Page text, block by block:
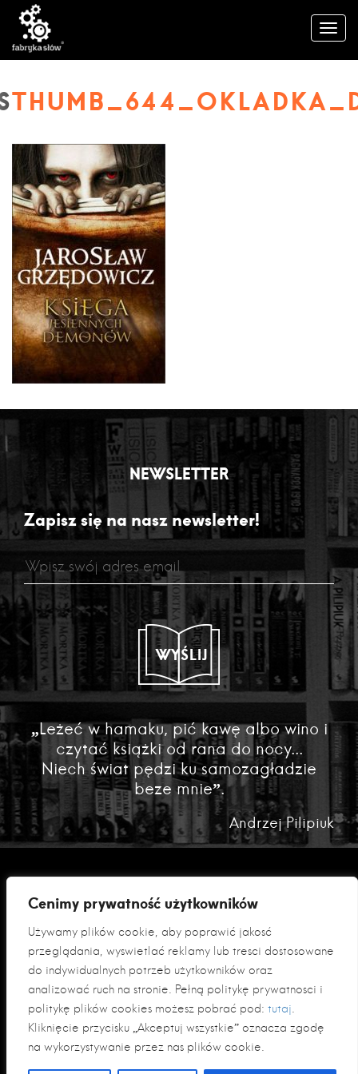
Cenimy prywatność użytkowników
Używamy plików cookie, aby poprawić jakość
przeglądania, wyświetlać reklamy lub treści dostosowane
do indywidualnych potrzeb użytkowników oraz
analizować ruch na stronie. Pełną politykę prywatności i
politykę plików cookies możesz pobrać pod: tutaj.
Kliknięcie przycisku „Akceptuj wszystkie” oznacza zgodę
na wykorzystywanie przez nas plików cookie.
NEWSLETTER
Zapisz się na nasz newsletter!
WYŚLIJ
„Leżeć w hamaku, pić kawę albo wino i
czytać książki od rana do nocy...
Niech świat pędzi ku samozagładzie
beze mnie”.
Andrzej Pilipiuk
Polityka prywatności
Klauzula informacyjna RODO